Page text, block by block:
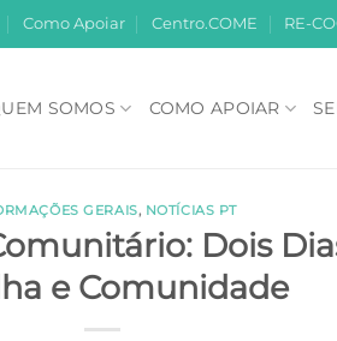
Como Apoiar Centro.COME RE-
SOMOS COMO APOIAR
GERAIS, NOTÍCIAS PT
Dois
e Comunidade